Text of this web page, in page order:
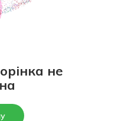
не